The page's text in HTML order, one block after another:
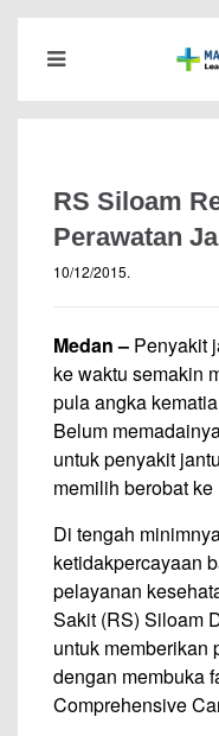
RS Siloam
Perawatan
10/12/2015.
Medan – Penyakit
ke waktu semakin
pula angka
Belum
untuk penyakit
memilih berobat
Di tengah
ketidakpercayaan
pelayanan
Sakit (RS) Siloam
untuk memberikan
dengan membuka
Comprehensive